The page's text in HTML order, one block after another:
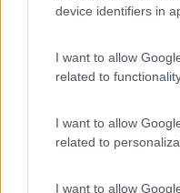
device identifiers in
I want to allow
related to
I want to allow
related to
I want to allow
Aeroskobing
Servizi / Posizione